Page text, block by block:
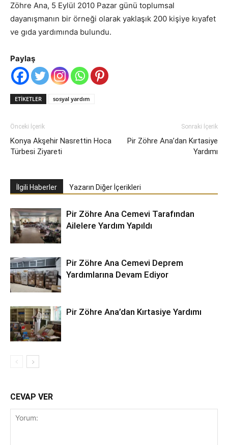
Zöhre Ana, 5 Eylül 2010 Pazar günü toplumsal
dayanışmanın bir örneği olarak yaklaşık 200 kişiye kıyafet
ve gıda yardımında bulundu.
Paylaş
ETIKETLER sosyal yardım
Önceki İçerik
Konya Akşehir Nasrettin Hoca
Türbesi Ziyareti
Sonraki İçerik
Pir Zöhre Ana’dan Kırtasiye
Yardımı
İlgili Haberler Yazarın Diğer İçerikleri
Pir Zöhre Ana Cemevi Tarafından
Ailelere Yardım Yapıldı
Pir Zöhre Ana Cemevi Deprem
Yardımlarına Devam Ediyor
Pir Zöhre Ana’dan Kırtasiye Yardımı
CEVAP VER